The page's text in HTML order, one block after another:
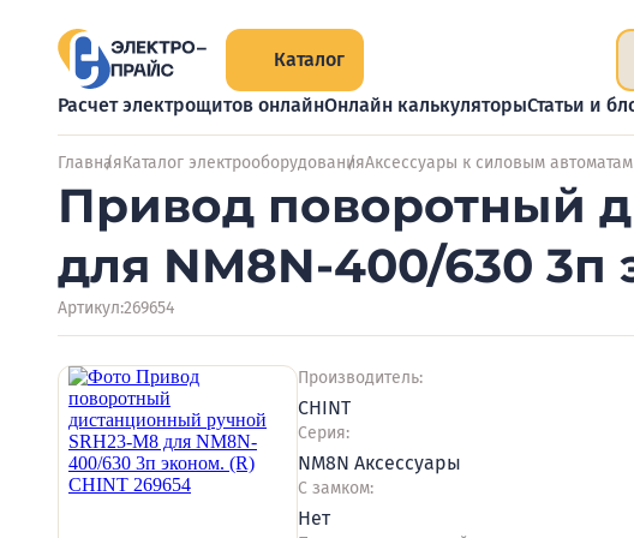
Каталог
Расчет электрощитов онлайнОнлайн калькуляторыСтатьи и
ГлавнаяКаталог электрооборудованияАксессуары к силовым автоматам
Привод поворотный
для NM8N-400/630 3п
Артикул:269654
Производитель:
CHINT
Серия:
NM8N Аксессуары
С замком:
Нет